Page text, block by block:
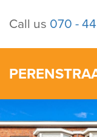
Call us 070 -